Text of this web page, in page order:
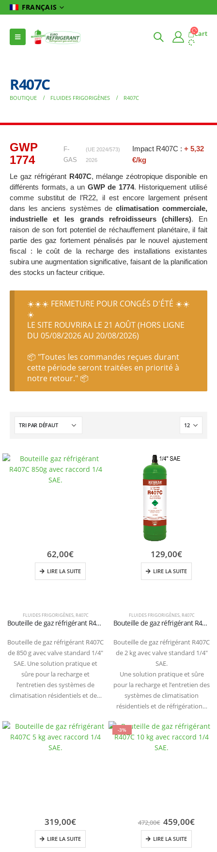
FRANÇAIS
Cart
R407C
BOUTIQUE FLUIDES FRIGORIGÈNES R407C
GWP
1774
F-
GAS
(UE 2024/573)
2026
Impact R407C : + 5,32
€/kg
Le gaz réfrigérant R407C, mélange zéotropique disponible en
différents formats, a un GWP de 1774. Historiquement utilisé
comme substitut de l’R22, il est encore largement présent
dans les anciens systèmes de climatisation commerciale,
industrielle et les grands refroidisseurs (chillers). En
raison de son fort potentiel de réchauffement planétaire, il fait
partie des gaz fortement pénalisés par le nouvel ajustement
fiscal : le coût de la recharge des installations existantes
subira une augmentation significative, faisant de la planification
des stocks un facteur critique.
☀️☀️☀️ FERMETURE POUR CONGÉS D'ÉTÉ ☀️☀️
☀️
LE SITE ROUVRIRA LE 21 AOÛT (HORS LIGNE
DU 05/08/2026 AU 20/08/2026)
📦 "Toutes les commandes reçues durant
cette période seront traitées en priorité à
notre retour." 📦
FLUIDES FRIGORIGÈNES, R407C
Bouteille de gaz réfrigérant R407C de 850 g – Valve 1/4″ SAE
Bouteille de gaz réfrigérant R407C
de 850 g avec valve standard 1/4″
SAE. Une solution pratique et
sûre pour la recharge et
l’entretien des systèmes de
climatisation résidentiels et de…
62,00€
LIRE LA SUITE
FLUIDES FRIGORIGÈNES, R407C
Bouteille de gaz réfrigérant R407C de 2 kg – Valve 1/4″ SAE
Bouteille de gaz réfrigérant R407C
de 2 kg avec valve standard 1/4″
SAE.
Une solution pratique et sûre
pour la recharge et l’entretien des
systèmes de climatisation
résidentiels et de réfrigération…
129,00€
LIRE LA SUITE
319,00€
LIRE LA SUITE
-3%
472,00€ 459,00€
LIRE LA SUITE